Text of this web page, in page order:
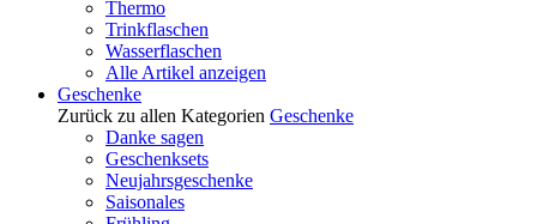
Thermo
Trinkflaschen
Wasserflaschen
Alle Artikel anzeigen
Geschenke
Zurück zu allen Kategorien Geschenke
Danke sagen
Geschenksets
Neujahrsgeschenke
Saisonales